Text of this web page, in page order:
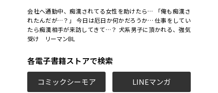
会社へ通勤中、痴漢されてる女性を助けたら… 「俺も痴漢さ
れたんだが…？」 今日は厄日か何かだろうか… 仕事をしてい
たら痴漢相手が来訪してきて…？ 犬系男子に頂かれる、強気
受け リーマンBL
各電子書籍ストアで検索
コミックシーモア LINEマンガ